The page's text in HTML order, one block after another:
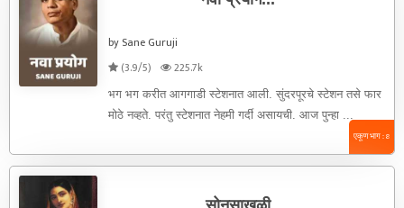
by Sane Guruji
(3.9/5)
225.7k
भग भग करीत आगगाडी स्टेशनात आली. सुंदरपूरचे स्टेशन तसे फार
मोठे नव्हते. परंतु स्टेशनात नेहमी गर्दी असायची. आज पुन्हा ...
एकूण भाग : 8